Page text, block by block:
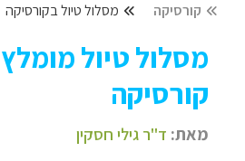
קורסיקה
מסלול טיול בקורסיקה
מסלול טיול
קורסיקה
מאת: ד"ר גילי חסקין